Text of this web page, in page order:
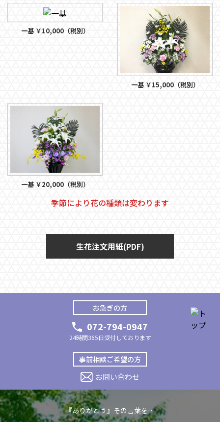
一基 ￥10,000（税別）
一基 ￥15,000（税別）
一基 ￥20,000（税別）
季節により花の種類は変わります
生花注文用紙(PDF)
お急ぎの方
072-794-0947
24時間365日受付しております
事前相談ご希望の方
お問い合わせ
『ありがとう』その言葉を…